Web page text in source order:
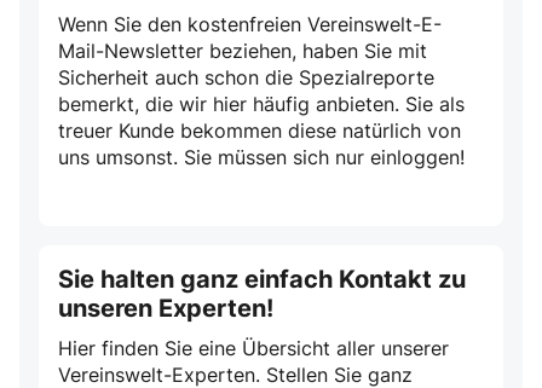
Wenn Sie den kostenfreien Vereinswelt-E-
Mail-Newsletter beziehen, haben Sie mit
Sicherheit auch schon die Spezialreporte
bemerkt, die wir hier häufig anbieten. Sie als
treuer Kunde bekommen diese natürlich von
uns umsonst. Sie müssen sich nur einloggen!
Sie halten ganz einfach Kontakt zu
unseren Experten!
Hier finden Sie eine Übersicht aller unserer
Vereinswelt-Experten. Stellen Sie ganz